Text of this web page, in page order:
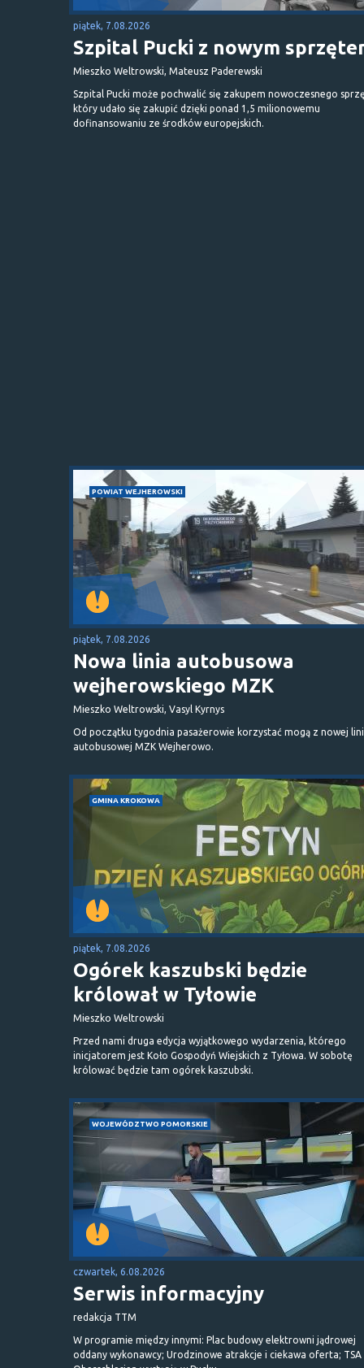
piątek, 7.08.2026
Szpital Pucki z nowym
Mieszko Weltrowski, Mateusz Paderewski
Szpital Pucki może pochwalić się zakupem nowoczesnego
który udało się zakupić dzięki ponad 1,5 milionowemu
dofinansowaniu ze środków europejskich.
POWIAT WEJHEROWSKI
piątek, 7.08.2026
Nowa linia autobusowa
wejherowskiego MZK
Mieszko Weltrowski, Vasyl Kyrnys
Od początku tygodnia pasażerowie korzystać mogą z nowej
autobusowej MZK Wejherowo.
GMINA KROKOWA
piątek, 7.08.2026
Ogórek kaszubski będzie
królował w Tyłowie
Mieszko Weltrowski
Przed nami druga edycja wyjątkowego wydarzenia, którego
inicjatorem jest Koło Gospodyń Wiejskich z Tyłowa. W sobotę
królować będzie tam ogórek kaszubski.
WOJEWÓDZTWO POMORSKIE
czwartek, 6.08.2026
Serwis informacyjny
redakcja TTM
W programie między innymi: Plac budowy elektrowni jądrowej
oddany wykonawcy; Urodzinowe atrakcje i ciekawa oferta; TSA